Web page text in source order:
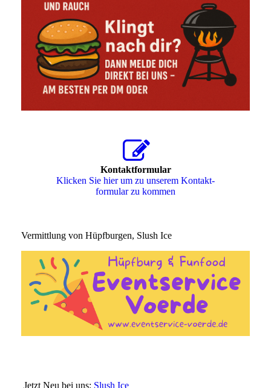
Kontaktformular
Klicken Sie hier um zu unserem Kon­takt­
for­mu­lar zu kommen
Vermittlung von Hüpfburgen, Slush Ice
Jetzt Neu bei uns: Slush Ice